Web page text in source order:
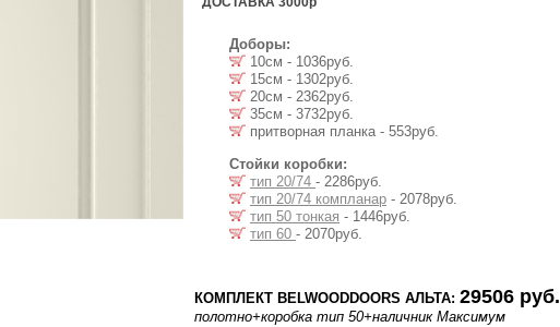
Доборы:
10см - 1036руб.
15см - 1302руб.
20см - 2362руб.
35см - 3732руб.
притворная планка - 553руб.
Стойки коробки:
тип 20/74 - 2286руб.
тип 20/74 компланар - 2078руб.
тип 50 тонкая - 1446руб.
тип 60 - 2070руб.
КОМПЛЕКТ BELWOODDOORS АЛЬТА: 29506 руб.
полотно+коробка тип 50+наличник Максимум